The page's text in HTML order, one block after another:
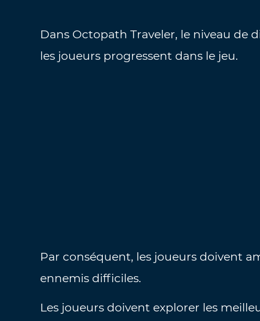
Dans Octopath Traveler, le niveau de
les joueurs progressent dans le jeu.
Par conséquent, les joueurs doivent
ennemis difficiles.
Les joueurs doivent explorer les